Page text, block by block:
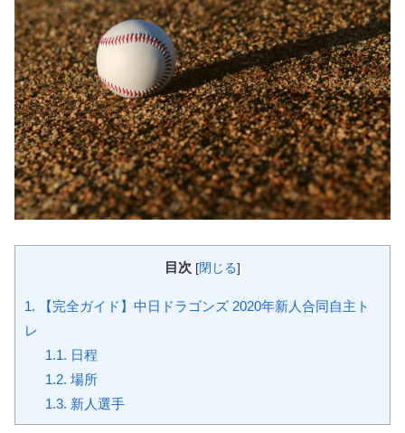
目次 [閉じる]
1. 【完全ガイド】中日ドラゴンズ 2020年新人合同自主ト
レ
1.1. 日程
1.2. 場所
1.3. 新人選手